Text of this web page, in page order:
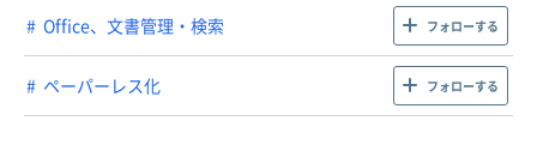
Office、文書管理・検索 フォローする
ペーパーレス化 フォローする